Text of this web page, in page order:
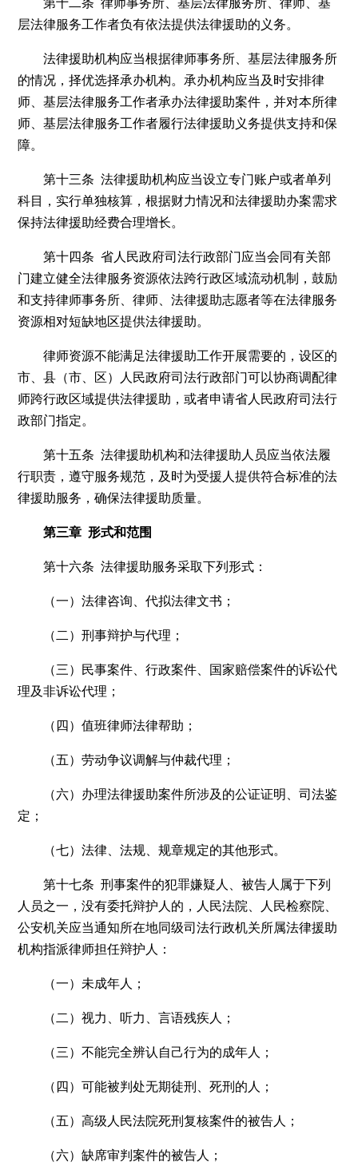
第十二条 律师事务所、基层法律服务所、律师、基
层法律服务工作者负有依法提供法律援助的义务。
法律援助机构应当根据律师事务所、基层法律服务所
的情况，择优选择承办机构。承办机构应当及时安排律
师、基层法律服务工作者承办法律援助案件，并对本所律
师、基层法律服务工作者履行法律援助义务提供支持和保
障。
第十三条 法律援助机构应当设立专门账户或者单列
科目，实行单独核算，根据财力情况和法律援助办案需求
保持法律援助经费合理增长。
第十四条 省人民政府司法行政部门应当会同有关部
门建立健全法律服务资源依法跨行政区域流动机制，鼓励
和支持律师事务所、律师、法律援助志愿者等在法律服务
资源相对短缺地区提供法律援助。
律师资源不能满足法律援助工作开展需要的，设区的
市、县（市、区）人民政府司法行政部门可以协商调配律
师跨行政区域提供法律援助，或者申请省人民政府司法行
政部门指定。
第十五条 法律援助机构和法律援助人员应当依法履
行职责，遵守服务规范，及时为受援人提供符合标准的法
律援助服务，确保法律援助质量。
第三章 形式和范围
第十六条 法律援助服务采取下列形式：
（一）法律咨询、代拟法律文书；
（二）刑事辩护与代理；
（三）民事案件、行政案件、国家赔偿案件的诉讼代
理及非诉讼代理；
（四）值班律师法律帮助；
（五）劳动争议调解与仲裁代理；
（六）办理法律援助案件所涉及的公证证明、司法鉴
定；
（七）法律、法规、规章规定的其他形式。
第十七条 刑事案件的犯罪嫌疑人、被告人属于下列
人员之一，没有委托辩护人的，人民法院、人民检察院、
公安机关应当通知所在地同级司法行政机关所属法律援助
机构指派律师担任辩护人：
（一）未成年人；
（二）视力、听力、言语残疾人；
（三）不能完全辨认自己行为的成年人；
（四）可能被判处无期徒刑、死刑的人；
（五）高级人民法院死刑复核案件的被告人；
（六）缺席审判案件的被告人；